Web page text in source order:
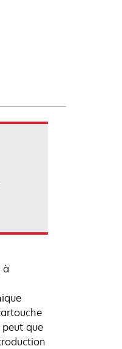
à
que